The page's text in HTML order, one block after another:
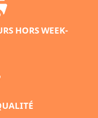
HORS WEEK-